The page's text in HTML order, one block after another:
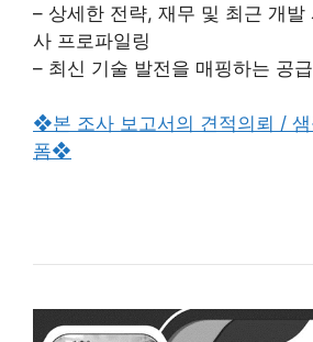
– 상세한 전략, 재무 및 최근 개발
사 프로파일링
– 최신 기술 발전을 매핑하는 공
❖본 조사 보고서의 견적의뢰 /
폼❖